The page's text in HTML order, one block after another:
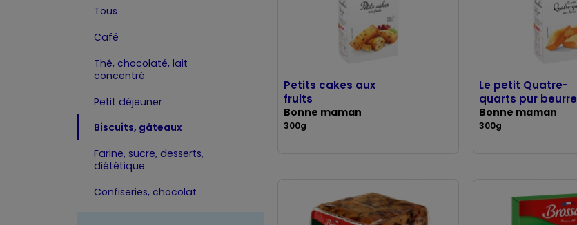
Tous
Café
Thé, chocolaté, lait
concentré
Petit déjeuner
Biscuits, gâteaux
Farine, sucre, desserts,
diététique
Confiseries, chocolat
Petits cakes aux
fruits
Bonne maman
300g
Le petit Quatre-
quarts pur beurre
Bonne maman
300g